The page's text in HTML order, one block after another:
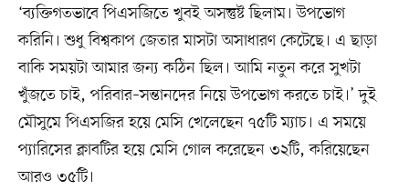
‘ব্যক্তিগতভাবে পিএসজিতে খুবই অসন্তুষ্ট ছিলাম। উপভোগ
করিনি। শুধু বিশ্বকাপ জেতার মাসটা অসাধারণ কেটেছে। এ ছাড়া
বাকি সময়টা আমার জন্য কঠিন ছিল। আমি নতুন করে সুখটা
খুঁজতে চাই, পরিবার–সন্তানদের নিয়ে উপভোগ করতে চাই।’ দুই
মৌসুমে পিএসজির হয়ে মেসি খেলেছেন ৭৫টি ম্যাচ। এ সময়ে
প্যারিসের ক্লাবটির হয়ে মেসি গোল করেছেন ৩২টি, করিয়েছেন
আরও ৩৫টি।